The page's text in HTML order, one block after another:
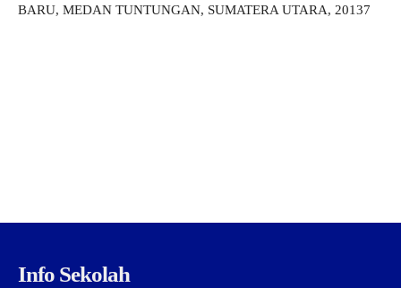
BARU, MEDAN TUNTUNGAN, SUMATERA UTARA, 20137
Info Sekolah